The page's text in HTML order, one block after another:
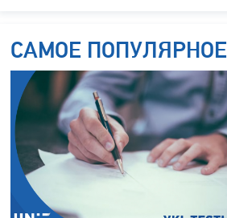
САМОЕ ПОПУЛЯРНОЕ